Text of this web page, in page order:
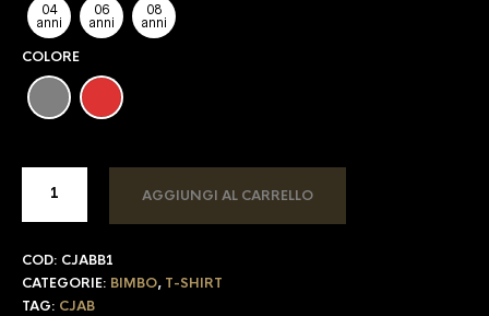
04
anni
06
anni
08
anni
COLORE
AGGIUNGI AL CARRELLO
COD: CJABB1
CATEGORIE: BIMBO, T-SHIRT
TAG: CJAB